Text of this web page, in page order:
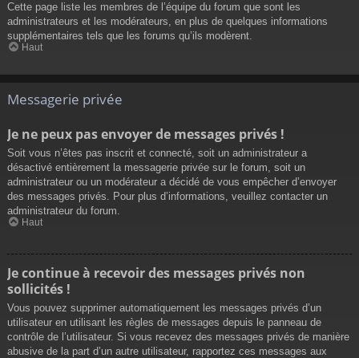
Cette page liste les membres de l’équipe du forum que sont les
administrateurs et les modérateurs, en plus de quelques informations
supplémentaires tels que les forums qu’ils modèrent.
Haut
Messagerie privée
Je ne peux pas envoyer de messages privés !
Soit vous n’êtes pas inscrit et connecté, soit un administrateur a
désactivé entièrement la messagerie privée sur le forum, soit un
administrateur ou un modérateur a décidé de vous empêcher d’envoyer
des messages privés. Pour plus d’informations, veuillez contacter un
administrateur du forum.
Haut
Je continue à recevoir des messages privés non
sollicités !
Vous pouvez supprimer automatiquement les messages privés d’un
utilisateur en utilisant les règles de messages depuis le panneau de
contrôle de l’utilisateur. Si vous recevez des messages privés de manière
abusive de la part d’un autre utilisateur, rapportez ces messages aux